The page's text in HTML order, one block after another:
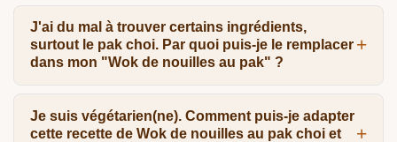
J'ai du mal à trouver certains ingrédients,
surtout le pak choi. Par quoi puis-je le remplacer
dans mon "Wok de nouilles au pak" ?
Je suis végétarien(ne). Comment puis-je adapter
cette recette de Wok de nouilles au pak choi et